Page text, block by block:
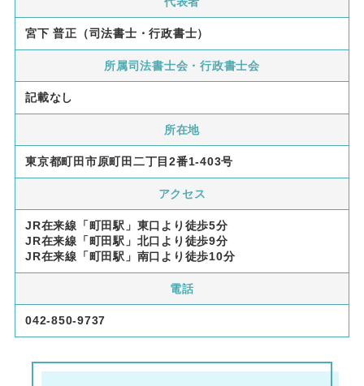
宮下 普正（司法書士・行政書士）
所属司法書士会・行政書士会
記載なし
所在地
東京都町田市原町田二丁目2番1-403号
アクセス
JR在来線「町田駅」東口より徒歩5分
JR在来線「町田駅」北口より徒歩9分
JR在来線「町田駅」南口より徒歩10分
電話
042-850-9737